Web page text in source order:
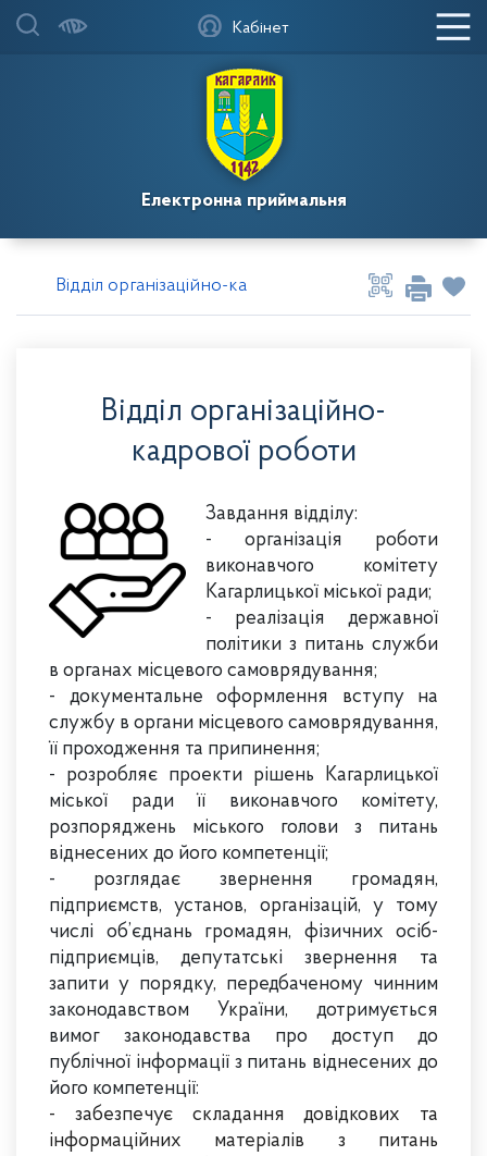
Електронна приймальня
Кабінет
Відділ організаційно-кадрової роботи
Відділ організаційно-
кадрової роботи
Завдання відділу:
- організація роботи
виконавчого комітету
Кагарлицької міської ради;
- реалізація державної
політики з питань служби
в органах місцевого самоврядування;
- документальне оформлення вступу на
службу в органи місцевого самоврядування,
її проходження та припинення;
- розробляє проекти рішень Кагарлицької
міської ради її виконавчого комітету,
розпоряджень міського голови з питань
віднесених до його компетенції;
- розглядає звернення громадян,
підприємств, установ, організацій, у тому
числі об’єднань громадян, фізичних осіб-
підприємців, депутатські звернення та
запити у порядку, передбаченому чинним
законодавством України, дотримується
вимог законодавства про доступ до
публічної інформації з питань віднесених до
його компетенції:
- забезпечує складання довідкових та
інформаційних матеріалів з питань